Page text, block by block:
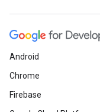
Android
Chrome
Firebase